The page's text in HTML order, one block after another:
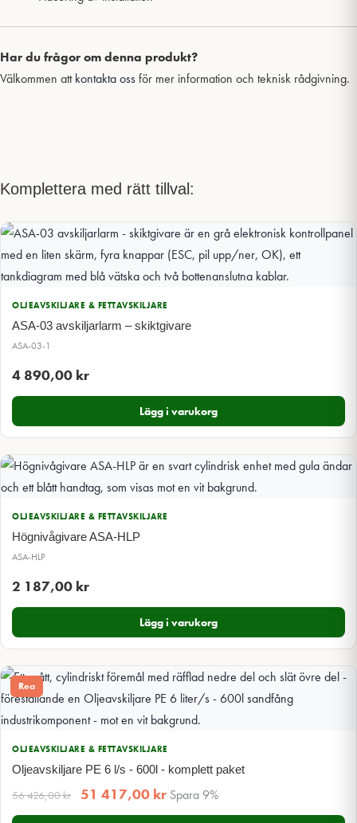
Har du frågor om denna produkt?
Välkommen attkontakta ossför mer information och teknisk rådgivning.
Komplettera med rätt tillval:
OLJEAVSKILJARE & FETTAVSKILJARE
ASA-03 avskiljarlarm – skiktgivare
ASA-03-1
4 890,00 kr
Lägg i varukorg
OLJEAVSKILJARE & FETTAVSKILJARE
Högnivågivare ASA-HLP
ASA-HLP
2 187,00 kr
Lägg i varukorg
Rea
OLJEAVSKILJARE & FETTAVSKILJARE
Oljeavskiljare PE 6 l/s - 600l - komplett paket
56 426,00kr 51 417,00 kr Spara 9%